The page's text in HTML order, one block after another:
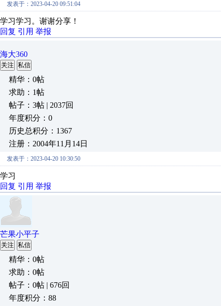
发表于：2023-04-20 09:51:04
学习学习。谢谢分享！
回复 引用 举报
海大360
关注 私信
精华：0帖
求助：1帖
帖子：3帖 | 2037回
年度积分：0
历史总积分：1367
注册：2004年11月14日
发表于：2023-04-20 10:30:50
学习
回复 引用 举报
芒果小平子
关注 私信
精华：0帖
求助：0帖
帖子：0帖 | 676回
年度积分：88